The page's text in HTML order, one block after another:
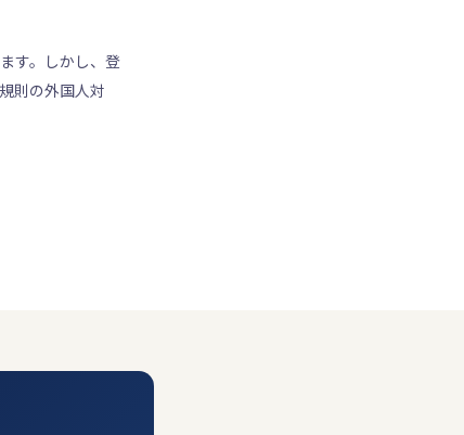
す。しかし、登
則の外国人対